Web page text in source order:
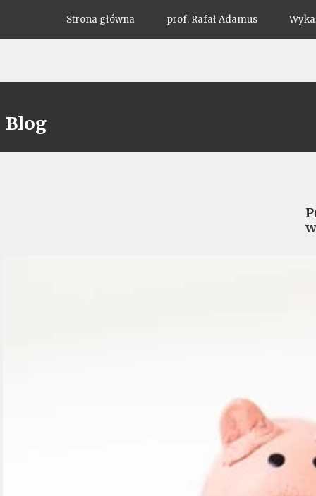
Strona główna prof. Rafał Adamus
Blog